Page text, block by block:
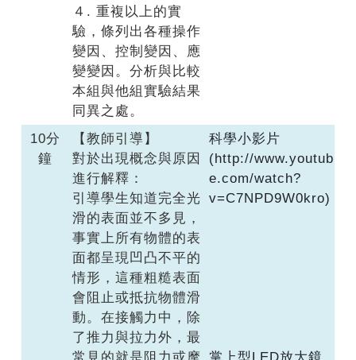
４. 重複以上的實
驗，條列出各種操作
變因、控制變因、應
變變因。分析與比較
本組與他組實驗結果
同異之處。
10分
鐘
【教師引導】
對於出現概念與原因
進行解釋：
引導學生知道完全光
滑的表面並不多見，
事實上所有物體的表
面都呈現凹凸不平的
情形，這種粗糙表面
會阻止或抵抗物體滑
動。在接觸力中，除
了推力與拉力外，最
科學小影片
(http://www.youtub
e.com/watch?
v=C7NPD9W0kro)